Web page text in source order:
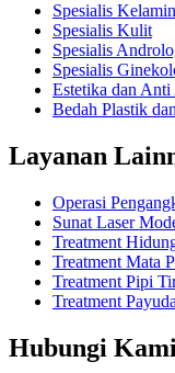
Spesialis Kelamin
Spesialis Kulit
Spesialis
Spesialis
Estetika dan
Bedah Plastik
Layanan
Operasi
Sunat Laser
Treatment
Treatment Mata
Treatment Pipi
Treatment
Hubungi Kami